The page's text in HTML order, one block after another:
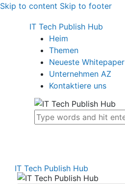
Skip to content Skip to footer
IT Tech Publish Hub
Heim
Themen
Neueste Whitepaper
Unternehmen AZ
Kontaktiere uns
IT Tech Publish Hub